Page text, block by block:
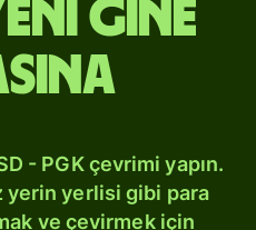
Gine
- PGK çevrimi yapın.
yerin yerlisi gibi para
ve çevirmek için